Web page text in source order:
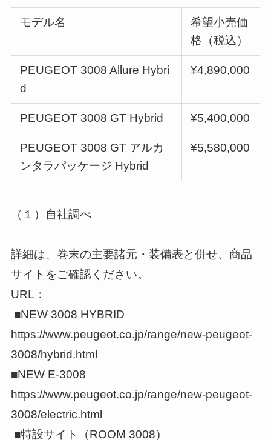
モデル名
希望小売価
格（税込）
PEUGEOT 3008 Allure Hybri
d
¥4,890,000
PEUGEOT 3008 GT Hybrid ¥5,400,000
PEUGEOT 3008 GT アルカ
ンタラパッケージ Hybrid
¥5,580,000
（１）自社調べ
詳細は、巻末の主要諸元・装備表と併せ、商品
サイトをご確認ください。
URL：
■NEW 3008 HYBRID
https://www.peugeot.co.jp/range/new-peugeot-
3008/hybrid.html
■NEW E-3008
https://www.peugeot.co.jp/range/new-peugeot-
3008/electric.html
■特設サイト（ROOM 3008）